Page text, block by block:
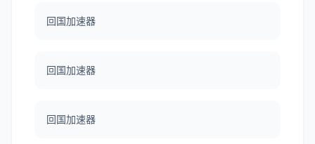
回国加速器
回国加速器
回国加速器